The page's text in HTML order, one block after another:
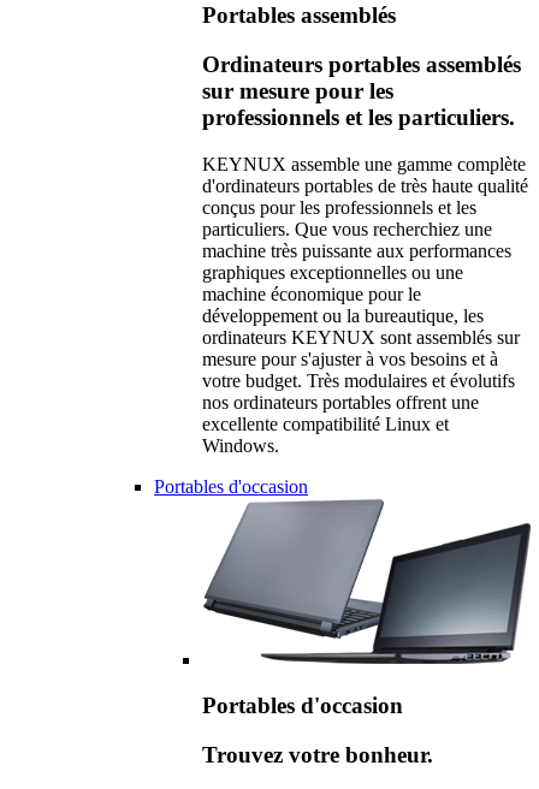
Portables assemblés
Ordinateurs portables assemblés
sur mesure pour les
professionnels et les particuliers.
KEYNUX assemble une gamme complète
d'ordinateurs portables de très haute qualité
conçus pour les professionnels et les
particuliers. Que vous recherchiez une
machine très puissante aux performances
graphiques exceptionnelles ou une
machine économique pour le
développement ou la bureautique, les
ordinateurs KEYNUX sont assemblés sur
mesure pour s'ajuster à vos besoins et à
votre budget. Très modulaires et évolutifs
nos ordinateurs portables offrent une
excellente compatibilité Linux et
Windows.
Portables d'occasion
Portables d'occasion
Trouvez votre bonheur.